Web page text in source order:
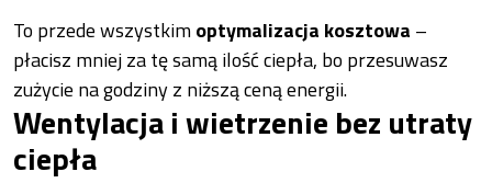
To przede wszystkimoptymalizacja kosztowa –
płacisz mniej za tę samą ilość ciepła, bo przesuwasz
zużycie na godziny z niższą ceną energii.
Wentylacja i wietrzenie bez utraty
ciepła